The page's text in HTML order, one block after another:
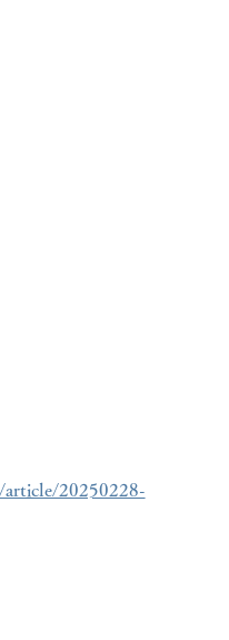
article/20250228-